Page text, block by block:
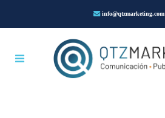
info@qtzmarketing.com